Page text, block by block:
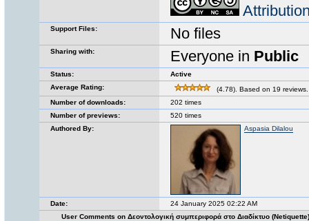
Support Files: No files
Sharing with: Everyone in Public
Status:
Active
Average Rating:
(4.78). Based on 19 reviews.
Number of downloads:
202 times
Number of previews:
520 times
Authored By:
Aspasia Dilalou
Date:
24 January 2025 02:22 AM
User Comments on Δεοντολογική συμπεριφορά στο Διαδίκτυο